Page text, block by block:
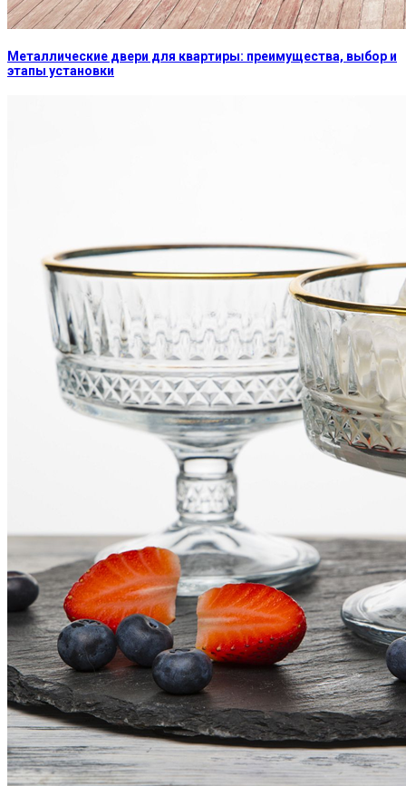
Металлические двери для квартиры: преимущества, выбор и
этапы установки